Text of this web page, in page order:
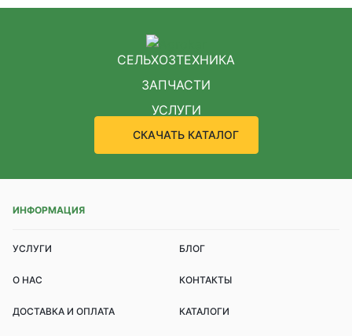
СЕЛЬХОЗТЕХНИКА
ЗАПЧАСТИ
УСЛУГИ
СКАЧАТЬ КАТАЛОГ
ИНФОРМАЦИЯ
УСЛУГИ БЛОГ
О НАС КОНТАКТЫ
ДОСТАВКА И ОПЛАТА КАТАЛОГИ